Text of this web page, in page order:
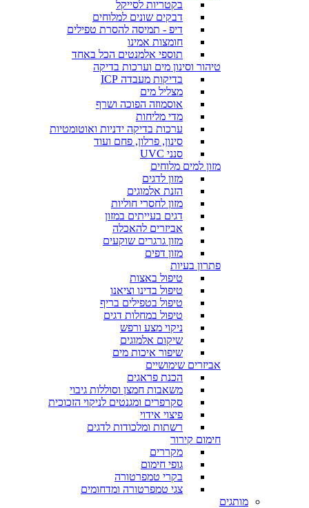
בקטריות לסייקל
דבקים שונים למלוחים
דיפ - תמיסה להסרת טפילים
חומצות אמינו
תוספי אלמנטים הכל באחד
טיהור וסינון מים וערכות בדיקה
בדיקות מעבדה ICP
מצליל מים
אוסמוזה הפוכה ושרף
מדי מליחות
ערכות בדיקה ידניות ואוטומטיות
סינון, פרלון, פחם ועוד
סנני UVC
מזון למים מלוחים
מזון לדגים
הזנת אלמוגים
מזון לחסרי חוליות
דגים בעייתים במזון
אביזרים להאכלה
מזון גרגרים שוקעים
מזון דפים
פתרון בעיות
טיפול באצות
טיפול בדינו וציאנו
טיפול בטפילים בריף
טיפול במחלות דגים
ניקוי מצע ורפש
שיקום אלמוגים
שיפור איכות מים
אביזרים שימושיים
הכנת פראגים
משאבות חמצן וסוללות גיבוי
סקרפרים ומגנטים לניקוי הזכוכית
פיצוי אידוי
רשתות ומלכודות לדגים
חימום קירור
מקררים
גופי חימום
בקרי טמפרטורה
צגי טמפרטורה ומדחומים
מותגים